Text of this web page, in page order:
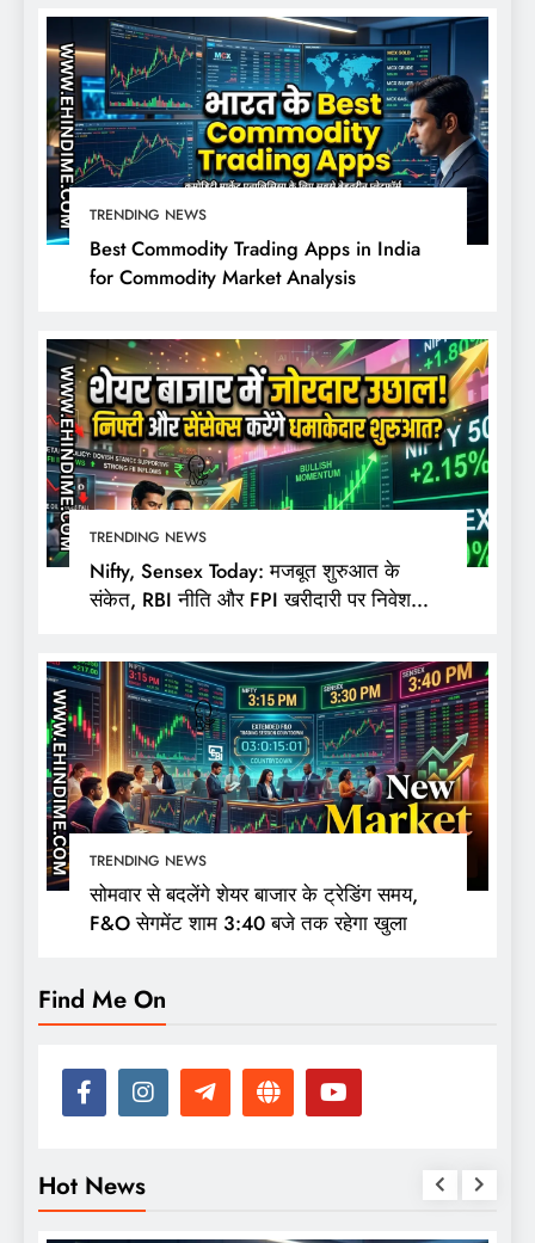
TRENDING NEWS
Best Commodity Trading Apps in India
for Commodity Market Analysis
TRENDING NEWS
Nifty, Sensex Today: मजबूत शुरुआत के
संकेत, RBI नीति और FPI खरीदारी पर निवेशकों
TRENDING NEWS
सोमवार से बदलेंगे शेयर बाजार के ट्रेडिंग समय,
F&O सेगमेंट शाम 3:40 बजे तक रहेगा खुला
Find Me On
Hot News